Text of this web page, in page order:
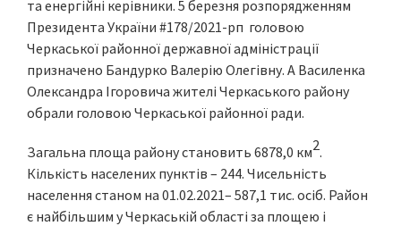
та енергійні керівники. 5 березня розпорядженням
Президента України #178/2021-рп головою
Черкаської районної державної адміністрації
призначено Бандурко Валерію Олегівну. А Василенка
Олександра Ігоровича жителі Черкаського району
обрали головою Черкаської районної ради.
Загальна площа району становить 6878,0 км2.
Кількість населених пунктів – 244. Чисельність
населення станом на 01.02.2021– 587,1 тис. осіб. Район
є найбільшим у Черкаській області за площею і